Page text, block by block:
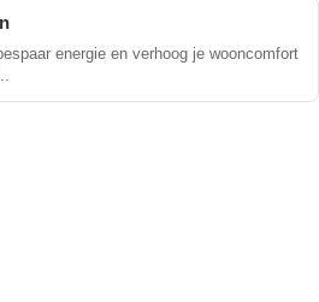
energie en verhoog je wooncomfort